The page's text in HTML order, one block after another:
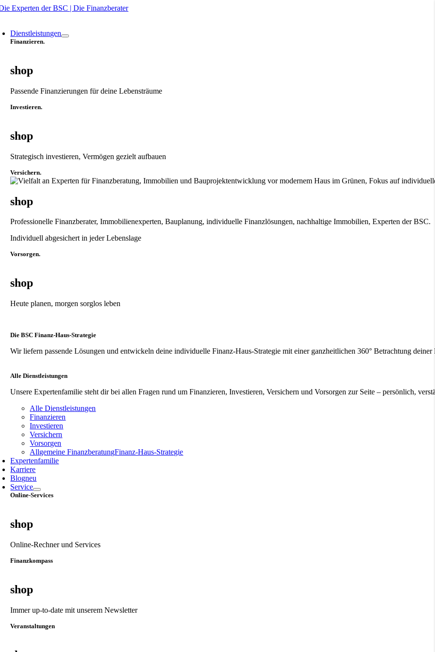
Zum
Dienstleistungen
Finanzieren.
shop
Passende Finanzierungen für deine Lebensträume
Investieren.
shop
Strategisch investieren, Vermögen gezielt aufbauen
Versichern.
shop
Professionelle Finanzberater, Immobilienexperten, Bauplanung, individuelle Finanzlösungen, nachhaltige Immobilien, Experten der BSC.
Individuell abgesichert in jeder Lebenslage
Vorsorgen.
shop
Heute planen, morgen sorglos leben
Die BSC Finanz-Haus-Strategie
Wir liefern passende Lösungen und entwickeln deine individuelle Finanz-Haus-Strategie mit einer ganzheitlichen 360° Betrachtung deiner
Alle Dienstleistungen
Unsere Expertenfamilie steht dir bei allen Fragen rund um Finanzieren, Investieren, Versichern und Vorsorgen zur Seite – persönlich,
Alle Dienstleistungen
Finanzieren
Investieren
Versichern
Vorsorgen
Allgemeine FinanzberatungFinanz‑Haus‑Strategie
Expertenfamilie
Karriere
Blogneu
Service
Online-Services
shop
Online-Rechner und Services
Finanzkompass
shop
Immer up-to-date mit unserem Newsletter
Veranstaltungen